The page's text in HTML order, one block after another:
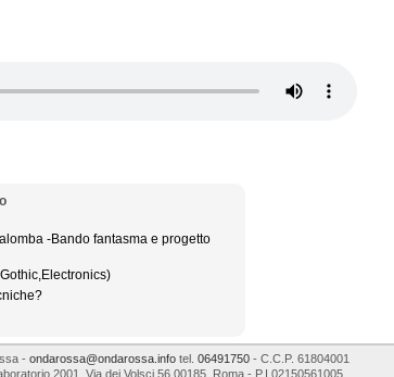
-Bando fantasma e progetto
- ondarossa@ondarossa.infotel. 06491750- C.C.P. 61804001
2001
Via dei Volsci 56 00185 Roma - P.I 02150561005